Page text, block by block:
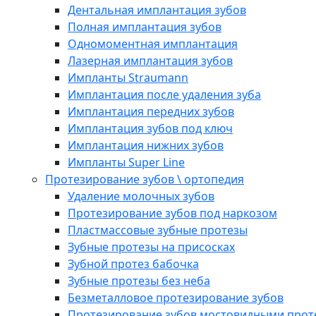
Дентальная имплантация зубов
Полная имплантация зубов
Одномоментная имплантация
Лазерная имплантация зубов
Импланты Straumann
Имплантация после удаления зуба
Имплантация передних зубов
Имплантация зубов под ключ
Имплантация нижних зубов
Импланты Super Line
Протезирование зубов \ ортопедия
Удаление молочных зубов
Протезирование зубов под наркозом
Пластмассовые зубные протезы
Зубные протезы на присосках
Зубной протез бабочка
Зубные протезы без неба
Безметалловое протезирование зубов